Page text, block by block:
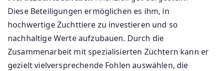
Diese Beteiligungen ermöglichen es ihm, in
hochwertige Zuchttiere zu investieren und so
nachhaltige Werte aufzubauen. Durch die
Zusammenarbeit mit spezialisierten Züchtern kann er
gezielt vielversprechende Fohlen auswählen, die